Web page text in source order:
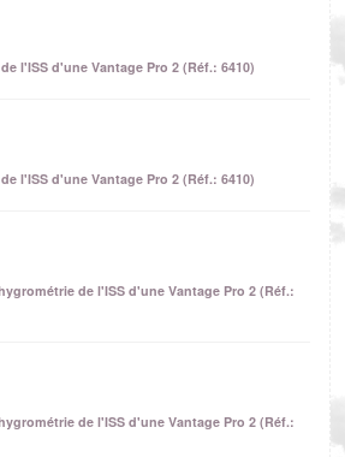
l'ISS d'une Vantage Pro 2 (Réf.: 6410)
l'ISS d'une Vantage Pro 2 (Réf.: 6410)
de l'ISS d'une Vantage Pro 2 (Réf.:
de l'ISS d'une Vantage Pro 2 (Réf.: